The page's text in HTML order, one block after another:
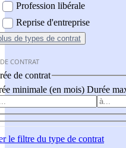
Profession libérale
Reprise d'entreprise
de types de contrat
CONTRAT
de contrat
minimale (en mois) Durée
le filtre du type de contrat